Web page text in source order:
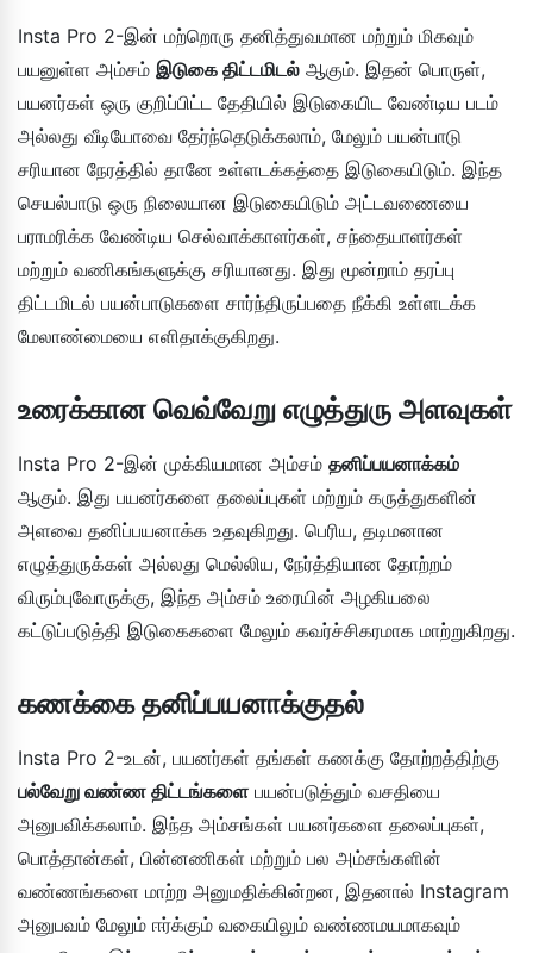
Insta Pro 2-இன் மற்றொரு தனித்துவமான மற்றும் மிகவும்
பயனுள்ள அம்சம் இடுகை திட்டமிடல் ஆகும். இதன் பொருள்,
பயனர்கள் ஒரு குறிப்பிட்ட தேதியில் இடுகையிட வேண்டிய படம்
அல்லது வீடியோவை தேர்ந்தெடுக்கலாம், மேலும் பயன்பாடு
சரியான நேரத்தில் தானே உள்ளடக்கத்தை இடுகையிடும். இந்த
செயல்பாடு ஒரு நிலையான இடுகையிடும் அட்டவணையை
பராமரிக்க வேண்டிய செல்வாக்காளர்கள், சந்தையாளர்கள்
மற்றும் வணிகங்களுக்கு சரியானது. இது மூன்றாம் தரப்பு
திட்டமிடல் பயன்பாடுகளை சார்ந்திருப்பதை நீக்கி உள்ளடக்க
மேலாண்மையை எளிதாக்குகிறது.
உரைக்கான வெவ்வேறு எழுத்துரு அளவுகள்
Insta Pro 2-இன் முக்கியமான அம்சம் தனிப்பயனாக்கம்
ஆகும். இது பயனர்களை தலைப்புகள் மற்றும் கருத்துகளின்
அளவை தனிப்பயனாக்க உதவுகிறது. பெரிய, தடிமனான
எழுத்துருக்கள் அல்லது மெல்லிய, நேர்த்தியான தோற்றம்
விரும்புவோருக்கு, இந்த அம்சம் உரையின் அழகியலை
கட்டுப்படுத்தி இடுகைகளை மேலும் கவர்ச்சிகரமாக மாற்றுகிறது.
கணக்கை தனிப்பயனாக்குதல்
Insta Pro 2-உடன், பயனர்கள் தங்கள் கணக்கு தோற்றத்திற்கு
பல்வேறு வண்ண திட்டங்களை பயன்படுத்தும் வசதியை
அனுபவிக்கலாம். இந்த அம்சங்கள் பயனர்களை தலைப்புகள்,
பொத்தான்கள், பின்னணிகள் மற்றும் பல அம்சங்களின்
வண்ணங்களை மாற்ற அனுமதிக்கின்றன, இதனால் Instagram
அனுபவம் மேலும் ஈர்க்கும் வகையிலும் வண்ணமயமாகவும்